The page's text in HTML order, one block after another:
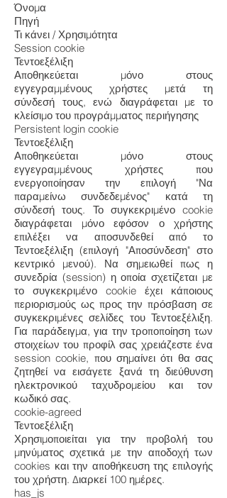
Όνομα
Πηγή
Τι κάνει / Χρησιμότητα
Session cookie
Τεντοεξέλιξη
Αποθηκεύεται μόνο στους
εγγεγραμμένους χρήστες μετά τη
σύνδεσή τους, ενώ διαγράφεται με το
κλείσιμο του προγράμματος περιήγησης
Persistent login cookie
Τεντοεξέλιξη
Αποθηκεύεται μόνο στους
εγγεγραμμένους χρήστες που
ενεργοποίησαν την επιλογή "Να
παραμείνω συνδεδεμένος" κατά τη
σύνδεσή τους. Το συγκεκριμένο cookie
διαγράφεται μόνο εφόσον ο χρήστης
επιλέξει να αποσυνδεθεί από το
Τεντοεξέλιξη (επιλογή "Αποσύνδεση" στο
κεντρικό μενού). Να σημειωθεί πως η
συνεδρία (session) η οποία σχετίζεται με
το συγκεκριμένο cookie έχει κάποιους
περιορισμούς ως προς την πρόσβαση σε
συγκεκριμένες σελίδες του Τεντοεξέλιξη.
Για παράδειγμα, για την τροποποίηση των
στοιχείων του προφίλ σας χρειάζεστε ένα
session cookie, που σημαίνει ότι θα σας
ζητηθεί να εισάγετε ξανά τη διεύθυνση
ηλεκτρονικού ταχυδρομείου και τον
κωδικό σας.
cookie-agreed
Τεντοεξέλιξη
Χρησιμοποιείται για την προβολή του
μηνύματος σχετικά με την αποδοχή των
cookies και την αποθήκευση της επιλογής
του χρήστη. Διαρκεί 100 ημέρες.
has_js